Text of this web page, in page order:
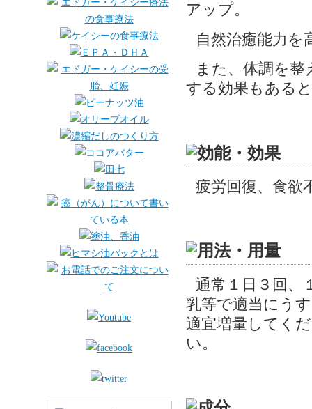
アップ。
自然治癒能力を
また、体調を
する効果もある
疲労回復、食欲
通常１日３回、
乳等で適当にう
適宜増量してく
い。